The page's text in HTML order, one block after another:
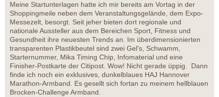
Meine Startunterlagen hatte ich mir bereits am Vortag in der
Shoppingmeile neben dem Veranstaltungsgelände, dem Expo-
Messezelt, besorgt. Seit jeher bieten dort regionale und
nationale Aussteller aus dem Bereichen Sport, Fitness und
Gesundheit ihre neuesten Trends an. Im überdimensionierten
transparenten Plastikbeutel sind zwei Gel's, Schwamm,
Starternummer, Mika Timing Chip, Infomaterial und eine
Finisher-Postkarte der Citipost. Wow! Nicht gerade üppig. Dann
finde ich noch ein exklusives, dunkelblaues HAJ Hannover
Marathon-Armband. Es gesellt sich fortan zu meinem hellblauen
Brocken-Challenge Armband.